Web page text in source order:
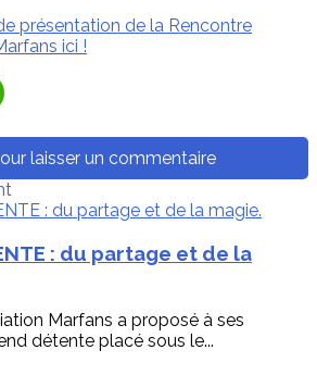
présentation de la Rencontre
ici !
laisser un commentaire
: du partage et de la
Marfans a proposé à ses
détente placé sous le...